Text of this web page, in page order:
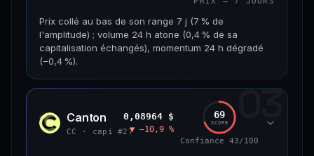
Prix collé au bas de son range 7 j (7 % de
l'amplitude) ; volume 24 h atone (0,4 % de sa
capitalisation échangés), momentum 24 h dégradé
(−0,4 %).
CAP. MARCHÉ VOLUME 24 H
VAR. 7 J VAR. 30 J
−8,8 %
03
CC Canton
CC · capi #27
0,08964 $
▼ −10,9 %
69
SCORE
Confiance 43/100